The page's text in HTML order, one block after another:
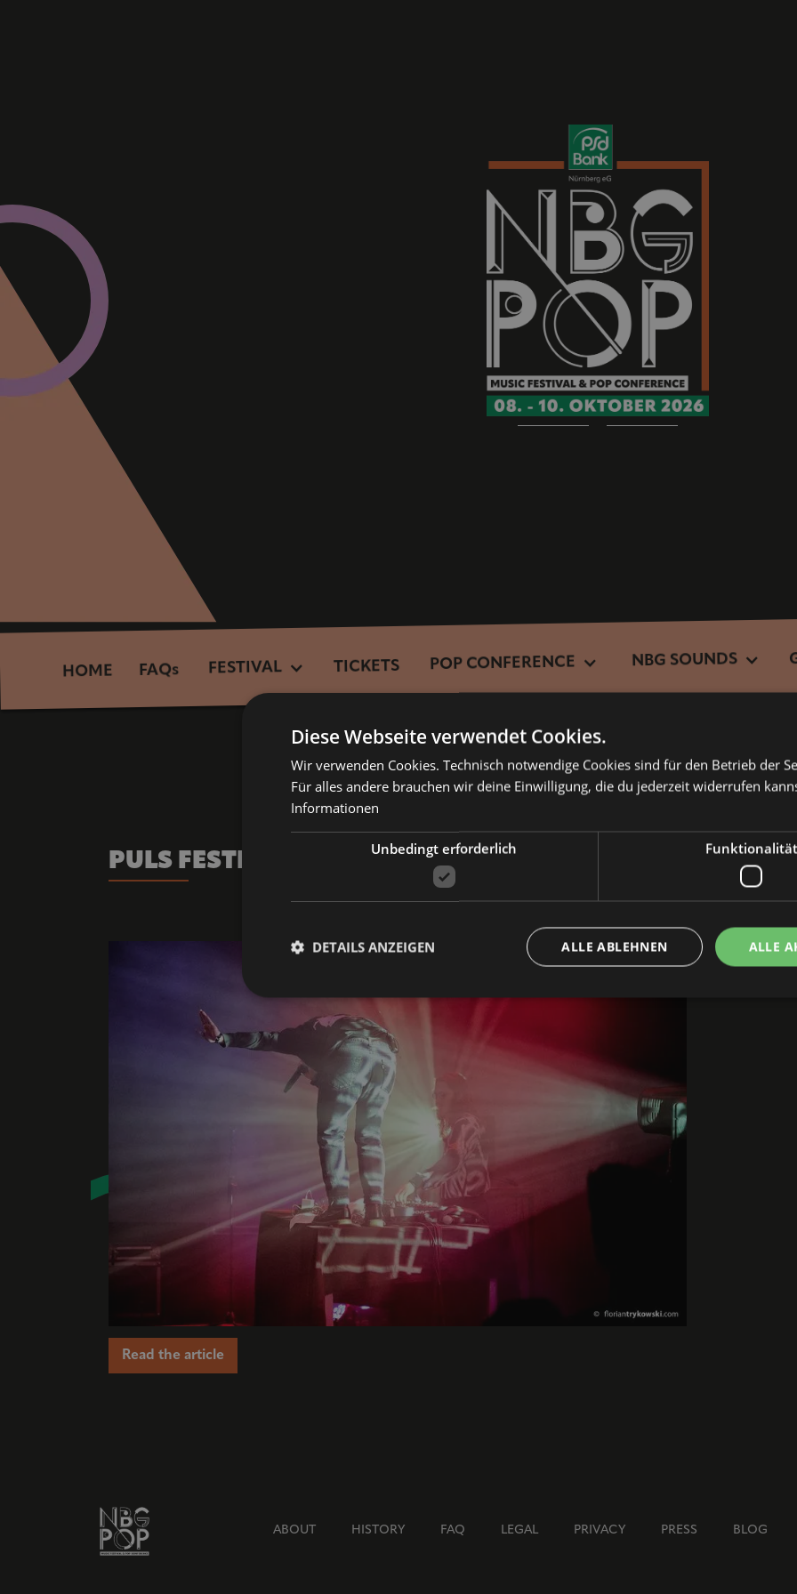
HOME FAQs FESTIVAL TICKETS POP CONFERENCE NBG SOUNDS
PULS FESTIVAL HOME 2021
Read the article
ABOUT HISTORY FAQ LEGAL PRIVACY PRESS BLOG
Diese Webseite verwendet Cookies.
Wir verwenden Cookies. Technisch notwendige Cookies sind für den Betrieb der
Für alles andere brauchen wir deine Einwilligung, die du jederzeit widerrufen
Informationen
Unbedingt erforderlich Funktionalität
ALLE
ALLE ABLEHNEN
DETAILS ANZEIGEN